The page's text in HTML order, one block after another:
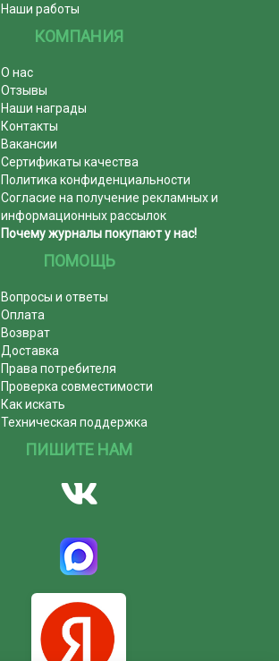
Наши работы
КОМПАНИЯ
О нас
Отзывы
Наши награды
Контакты
Вакансии
Сертификаты качества
Политика конфиденциальности
Согласие на получение рекламных и
информационных рассылок
Почему журналы покупают у нас!
ПОМОЩЬ
Вопросы и ответы
Оплата
Возврат
Доставка
Права потребителя
Проверка совместимости
Как искать
Техническая поддержка
ПИШИТЕ НАМ